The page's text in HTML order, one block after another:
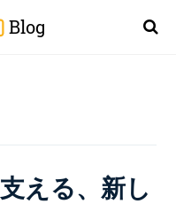
Blog
える、新し